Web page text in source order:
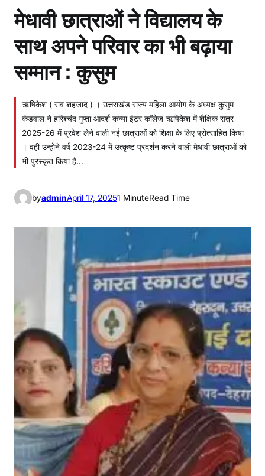
मेधावी छात्राओं ने विद्यालय के
साथ अपने परिवार का भी बढ़ाया
सम्मान : कुसुम
ऋषिकेश ( राव शहजाद ) । उत्तराखंड राज्य महिला आयोग के अध्यक्ष कुसुम
कंडवाल ने हरिश्चंद गुप्ता आदर्श कन्या इंटर कॉलेज ऋषिकेश में शैक्षिक सत्र
2025-26 में प्रवेश लेने वाली नई छात्राओं को शिक्षा के लिए प्रोत्साहित किया
। वहीं उन्होंने वर्ष 2023-24 में उत्कृष्ट प्रदर्शन करने वाली मेधावी छात्राओं को
भी पुरस्कृत किया है…
byadminApril 17, 20251 MinuteRead Time